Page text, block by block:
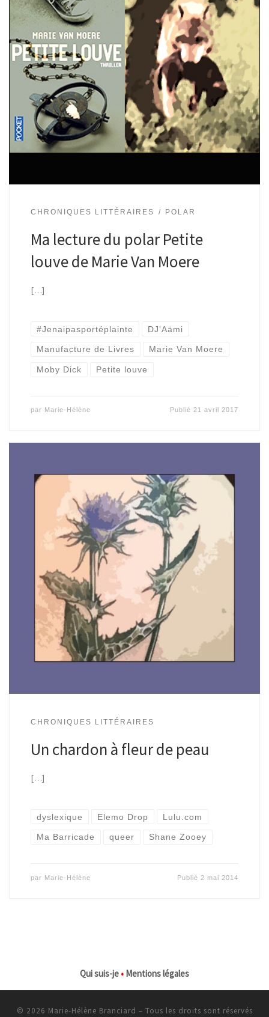
CHRONIQUES LITTÉRAIRES POLAR
Ma lecture du polar Petite
louve de Marie Van Moere
[…]
#Jenaipasportéplainte DJ’Aämi
Manufacture de Livres Marie Van Moere
Moby Dick Petite louve
par Marie-Hélène Publié 21 avril 2017
CHRONIQUES LITTÉRAIRES
Un chardon à fleur de peau
[…]
dyslexique Elemo Drop Lulu.com
Ma Barricade queer Shane Zooey
par Marie-Hélène Publié 2 mai 2014
Qui suis-je • Mentions légales
© 2026 Marie-Hélène Branciard – Tous les droits sont réservés